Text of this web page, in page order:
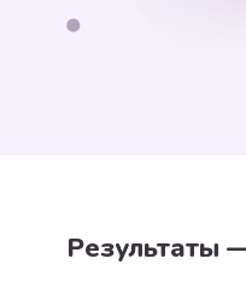
Результаты